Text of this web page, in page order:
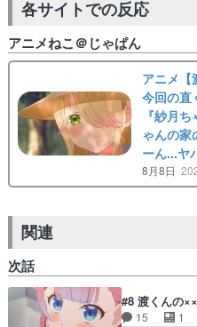
各サイトでの反応
アニメねこ＠じゃぱん
アニメ【
今回の直
『紗月
ゃんの家
ーん...ヤ
8月8日
関連
次話
#8 渡くんの
15 1